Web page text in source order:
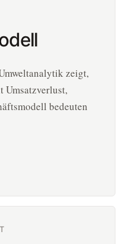
zeigt,
Umsatzverlust,
bedeuten